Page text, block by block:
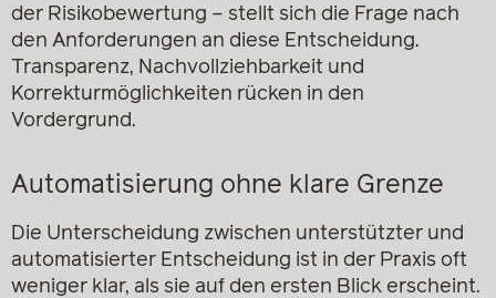
der Risikobewertung – stellt sich die Frage nach
den Anforderungen an diese Entscheidung.
Transparenz, Nachvollziehbarkeit und
Korrekturmöglichkeiten rücken in den
Vordergrund.
Automatisierung ohne klare Grenze
Die Unterscheidung zwischen unterstützter und
automatisierter Entscheidung ist in der Praxis oft
weniger klar, als sie auf den ersten Blick erscheint.